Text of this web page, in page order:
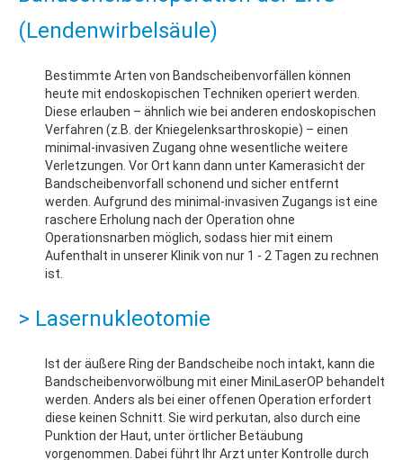
(Lendenwirbelsäule)
Bestimmte Arten von Bandscheibenvorfällen können
heute mit endoskopischen Techniken operiert werden.
Diese erlauben – ähnlich wie bei anderen endoskopischen
Verfahren (z.B. der Kniegelenksarthroskopie) – einen
minimal-invasiven Zugang ohne wesentliche weitere
Verletzungen. Vor Ort kann dann unter Kamerasicht der
Bandscheibenvorfall schonend und sicher entfernt
werden. Aufgrund des minimal-invasiven Zugangs ist eine
raschere Erholung nach der Operation ohne
Operationsnarben möglich, sodass hier mit einem
Aufenthalt in unserer Klinik von nur 1 - 2 Tagen zu rechnen
ist.
> Lasernukleotomie
Ist der äußere Ring der Bandscheibe noch intakt, kann die
Bandscheibenvorwölbung mit einer MiniLaserOP behandelt
werden. Anders als bei einer offenen Operation erfordert
diese keinen Schnitt. Sie wird perkutan, also durch eine
Punktion der Haut, unter örtlicher Betäubung
vorgenommen. Dabei führt Ihr Arzt unter Kontrolle durch